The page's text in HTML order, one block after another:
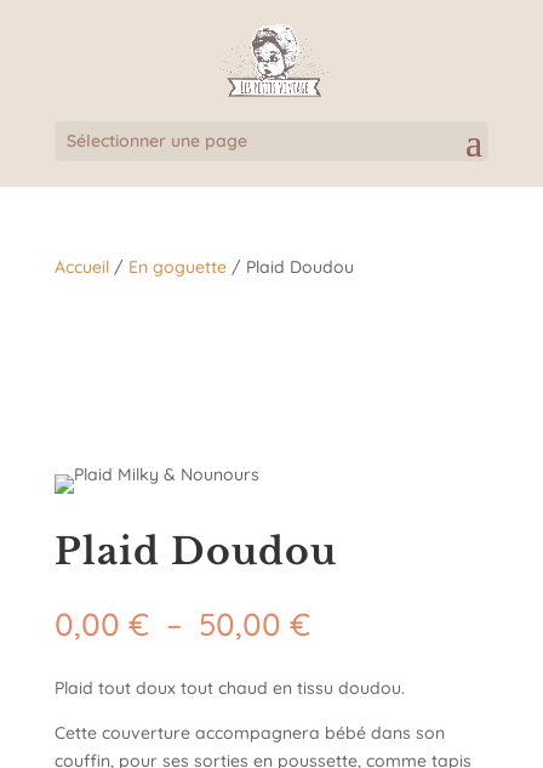
Sélectionner une page
Accueil/ En goguette/ Plaid Doudou
Plaid Doudou
0,00 € – 50,00 €Plage
prix :
0,00 €
à
Plaid tout doux tout chaud en tissu doudou.
Cette couverture accompagnera bébé dans son
couffin, pour ses sorties en poussette, comme tapis